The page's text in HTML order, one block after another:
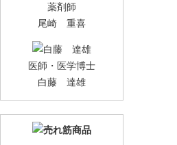
薬剤師
尾崎 重喜
医師・医学博士
白藤 達雄